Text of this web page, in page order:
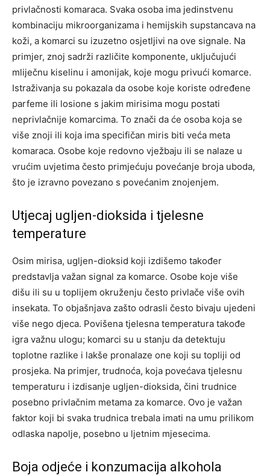
privlačnosti komaraca. Svaka osoba ima jedinstvenu
kombinaciju mikroorganizama i hemijskih supstancava na
koži, a komarci su izuzetno osjetljivi na ove signale. Na
primjer, znoj sadrži različite komponente, uključujući
mliječnu kiselinu i amonijak, koje mogu privući komarce.
Istraživanja su pokazala da osobe koje koriste određene
parfeme ili losione s jakim mirisima mogu postati
neprivlačnije komarcima. To znači da će osoba koja se
više znoji ili koja ima specifičan miris biti veća meta
komaraca. Osobe koje redovno vježbaju ili se nalaze u
vrućim uvjetima često primjećuju povećanje broja uboda,
što je izravno povezano s povećanim znojenjem.
Utjecaj ugljen-dioksida i tjelesne
temperature
Osim mirisa, ugljen-dioksid koji izdišemo također
predstavlja važan signal za komarce. Osobe koje više
dišu ili su u toplijem okruženju često privlače više ovih
insekata. To objašnjava zašto odrasli često bivaju ujedeni
više nego djeca. Povišena tjelesna temperatura takođe
igra važnu ulogu; komarci su u stanju da detektuju
toplotne razlike i lakše pronalaze one koji su topliji od
prosjeka. Na primjer, trudnoća, koja povećava tjelesnu
temperaturu i izdisanje ugljen-dioksida, čini trudnice
posebno privlačnim metama za komarce. Ovo je važan
faktor koji bi svaka trudnica trebala imati na umu prilikom
odlaska napolje, posebno u ljetnim mjesecima.
Boja odjeće i konzumacija alkohola